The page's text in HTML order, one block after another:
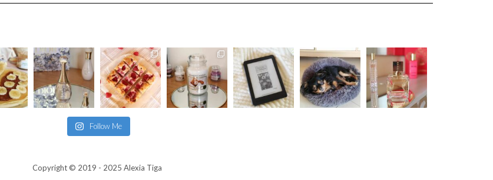
Follow Me
Copyright © 2019 - 2025 Alexia Tiga